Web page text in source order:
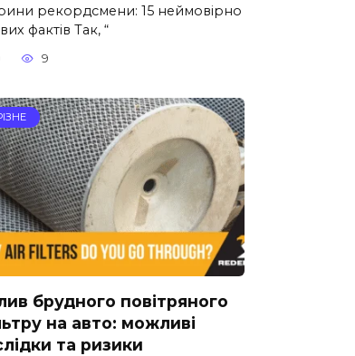
рекордсмени: 15 неймовірно
фактів Так, “
9
брудного повітряного
на авто: можливі
та ризики